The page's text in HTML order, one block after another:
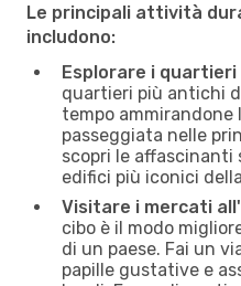
Le principali attività
includono:
Esplorare i
quartieri più antichi
tempo
passeggiata nelle
scopri le
edifici più iconici
Visitare i mercati
cibo è il modo
di un paese. Fai un
papille gustative e